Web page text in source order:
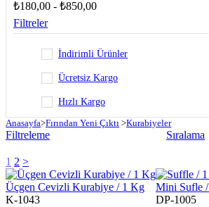
Kahvaltı Kutuları
Fırın Market
₺180,00 - ₺850,00
Filtreler
İndirimli Ürünler
Ücretsiz Kargo
Hızlı Kargo
Anasayfa>Fırından Yeni Çıktı >Kurabiyeler
Filtreleme Sıralama
1 2 >
Üçgen Cevizli Kurabiye / 1 Kg
K-1043
Mini Sufle
DP-1005